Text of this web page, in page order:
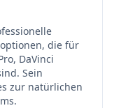
die für
DaVinci
Sein
zur natürlichen